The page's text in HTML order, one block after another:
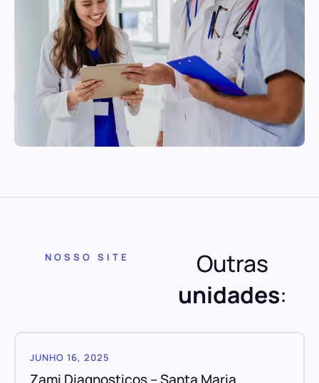
NOSSO SITE
Outras
unidades:
JUNHO 16, 2025